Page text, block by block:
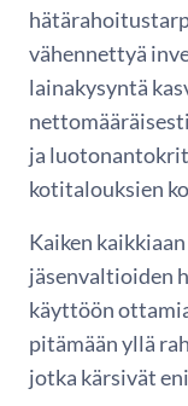
vähennettyä
lainakysyntä
ja
kotitalouksien
Kaiken
jäsenvaltioiden
käyttöön
pitämään yllä
jotka kärsivät